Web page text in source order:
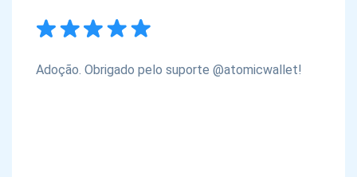
Adoção. Obrigado pelo suporte @atomicwallet!